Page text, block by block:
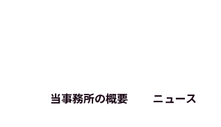
当事務所の概要 ニュース